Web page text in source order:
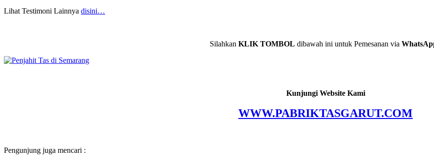
Lihat Testimoni Lainnya disini…
Silahkan KLIK TOMBOL dibawah ini untuk Pemesanan via
Kunjungi Website Kami
WWW.PABRIKTASGARUT.COM
Pengunjung juga mencari :